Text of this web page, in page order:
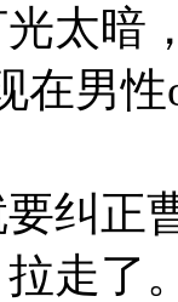
太暗
在男
纠正
走了